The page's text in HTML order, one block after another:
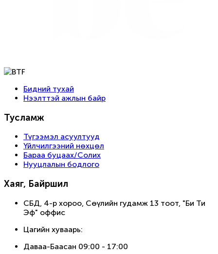
Бидний тухай
Нээлттэй ажлын байр
Тусламж
Түгээмэл асуултууд
Үйлчилгээний нөхцөл
Бараа буцаах/Солих
Нууцлалын бодлого
Хаяг, Байршил
СБД, 4-р хороо, Сөүлийн гудамж 13 тоот, "Би Ти
Эф" оффис
Цагийн хуваарь:
Даваа-Баасан 09:00 - 17:00